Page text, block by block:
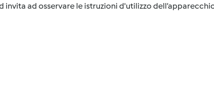
invita ad osservare le istruzioni d'utilizzo